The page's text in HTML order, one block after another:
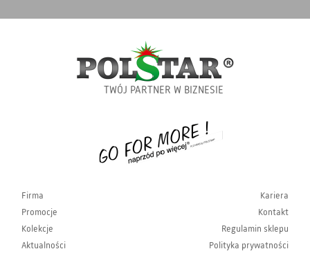
TWÓJ PARTNER W BIZNESIE
Firma
Promocje
Kolekcje
Aktualności
Kariera
Kontakt
Regulamin sklepu
Polityka prywatności